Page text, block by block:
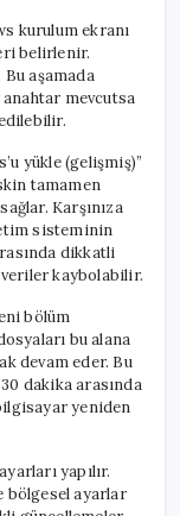
kurulum ekranı
belirlenir.
Bu aşamada
mevcutsa
yükle (gelişmiş)”
tamamen
Karşınıza
sisteminin
dikkatli
kaybolabilir.
bölüm
bu alana
devam eder. Bu
dakika arasında
yeniden
yapılır.
bölgesel ayarlar